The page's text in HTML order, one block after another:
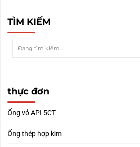
TÌM KIẾM
thực đơn
Ống vỏ API 5CT
Ống thép hợp kim